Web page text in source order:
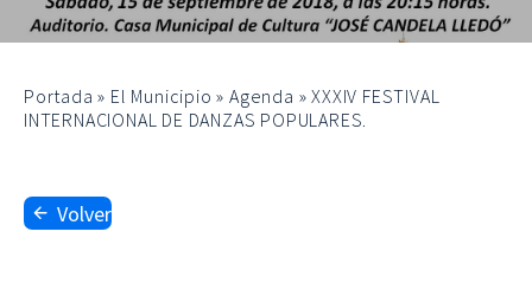
Portada » El Municipio »Agenda »XXXIV FESTIVAL
INTERNACIONAL DE DANZAS POPULARES.
Volver